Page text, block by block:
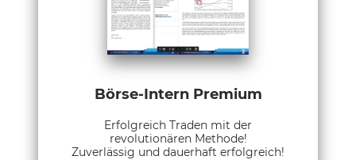
Börse-Intern Premium
Erfolgreich Traden mit der
revolutionären Methode!
Zuverlässig und dauerhaft erfolgreich!